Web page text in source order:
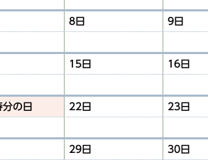
8日 9日
15日 16日
分の日 22日 23日
29日 30日